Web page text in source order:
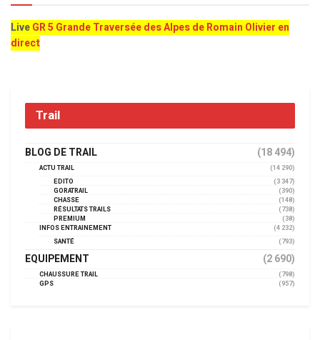
LiveGR 5 Grande Traversée des Alpes de Romain Olivier en
direct
Trail
BLOG DE TRAIL (18 494)
ACTU TRAIL
(14 290)
EDITO
(3 347)
GORATRAIL
(390)
CHASSE
(148)
RÉSULTATS TRAILS
(738)
PREMIUM
(38)
INFOS ENTRAINEMENT
(4 232)
SANTÉ
(793)
EQUIPEMENT (2 690)
CHAUSSURE TRAIL
(798)
GPS
(957)